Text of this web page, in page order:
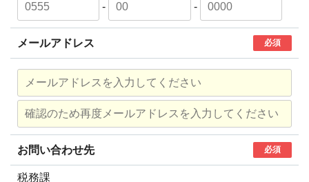
- -
メールアドレス 必須
お問い合わせ先 必須
税務課